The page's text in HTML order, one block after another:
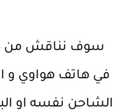
سوف نناقش من
في هاتف هواوي و
الشاحن نفسه او